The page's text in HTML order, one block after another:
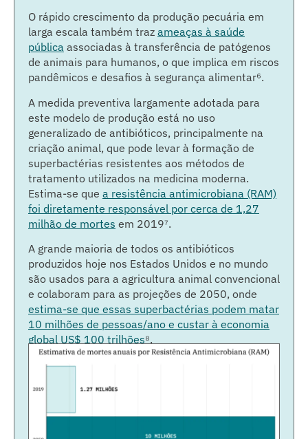
O rápido crescimento da produção pecuária em
larga escala também traz ameaças à saúde
pública associadas à transferência de patógenos
de animais para humanos, o que implica em riscos
pandêmicos e desafios à segurança alimentar⁶.
A medida preventiva largamente adotada para
este modelo de produção está no uso
generalizado de antibióticos, principalmente na
criação animal, que pode levar à formação de
superbactérias resistentes aos métodos de
tratamento utilizados na medicina moderna.
Estima-se que a resistência antimicrobiana (RAM)
foi diretamente responsável por cerca de 1,27
milhão de mortes em 2019⁷.
A grande maioria de todos os antibióticos
produzidos hoje nos Estados Unidos e no mundo
são usados para a agricultura animal convencional
e colaboram para as projeções de 2050, onde
estima-se que essas superbactérias podem matar
10 milhões de pessoas/ano e custar à economia
global US$ 100 trilhões⁸.